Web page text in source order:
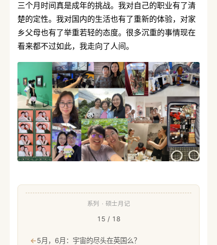
三个月时间真是成年的挑战。我对自己的职业有了清
楚的定性。我对国内的生活也有了重新的体验，对家
乡父母也有了举重若轻的态度。很多沉重的事情现在
看来都不过如此，我走向了人间。
←5月，6月：宇宙的尽头在英国么？
系列 · 硕士月记
15 / 18